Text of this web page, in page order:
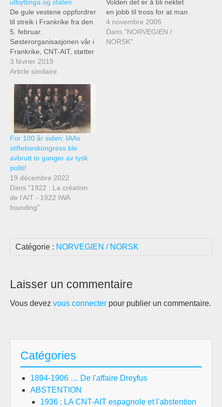
utbyttinga og staten
De gule vestene oppfordrer
til streik i Frankrike fra den
5. februar.
Søsterorganisasjonen vår i
Frankrike, CNT-AIT, støtter
streiken og oppfordrer til
solidaritetsaksjoner i alle
av de arresterte. CNT-AIT
har deltatt i bevegelsen fra
begynnelsen av og
kommer her med denne
appellen!
3 février 2019
Article similaire
Volden det er å bli nektet
en jobb til tross for at man
innehar alle nødvendige
kvalifikasjoner, bare på
grunn av ens utseende; —
4 novembre 2005
Dans "NORVEGIEN /
NORSK"
For 100 år siden: IAAs
stiftelseskongress ble
avbrutt to ganger av tysk
politi!
19 décembre 2022
Dans "1922 : La création
de l'AIT - 1922 IWA
founding"
Catégorie : NORVEGIEN / NORSK
Laisser un commentaire
Vous devez vous connecter pour publier un commentaire.
Catégories
1894-1906 … De l'affaire Dreyfus
ABSTENTION
1936 : LA CNT-AIT espagnole et l'abstention